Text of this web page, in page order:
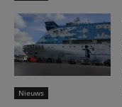
Nieuws